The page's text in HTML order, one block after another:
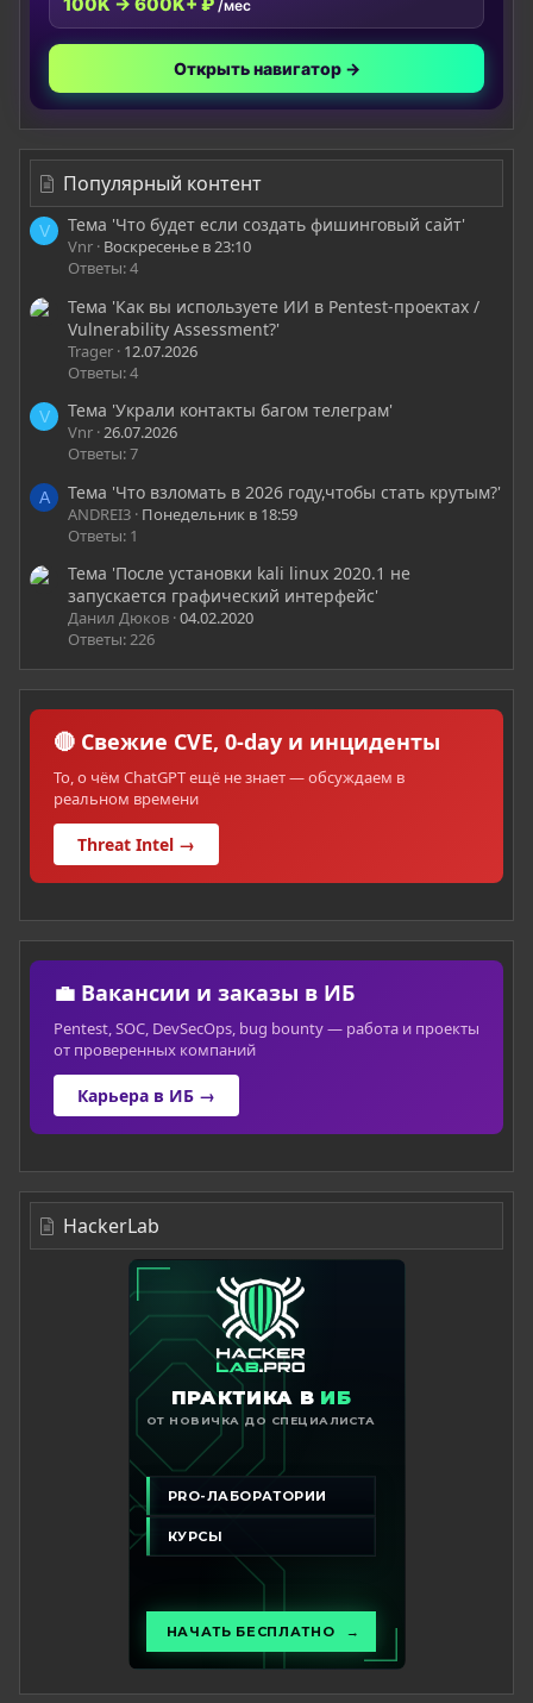
/мес
Открыть навигатор →
Популярный контент
V Тема 'Что будет если создать фишинговый сайт'
Vnr Воскресенье в 23:10
Ответы: 4
Тема 'Как вы используете ИИ в Pentest-проектах /
Vulnerability Assessment?'
Trager 12.07.2026
Ответы: 4
V Тема 'Украли контакты багом телеграм'
Vnr 26.07.2026
Ответы: 7
A Тема 'Что взломать в 2026 году,чтобы стать крутым?'
ANDREI3 Понедельник в 18:59
Ответы: 1
Тема 'После установки kali linux 2020.1 не
запускается графический интерфейс'
Данил Дюков 04.02.2020
Ответы: 226
🔴 Свежие CVE, 0-day и инциденты
То, о чём ChatGPT ещё не знает — обсуждаем в
реальном времени
Threat Intel →
💼 Вакансии и заказы в ИБ
Pentest, SOC, DevSecOps, bug bounty — работа и проекты
от проверенных компаний
Карьера в ИБ →
HackerLab